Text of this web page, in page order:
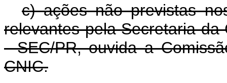
c) ações não previstas
relevantes pela Secretaria
- SEC/PR, ouvida a
CNIC.